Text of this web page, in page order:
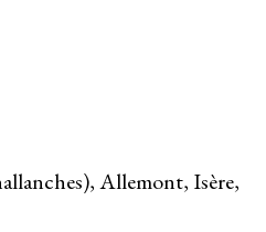
Allemont, Isère,